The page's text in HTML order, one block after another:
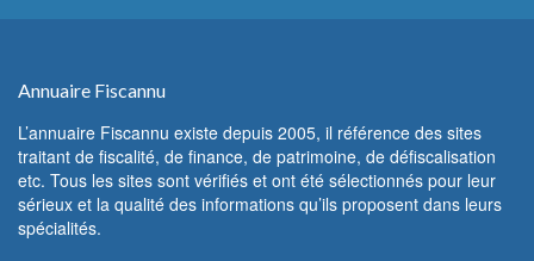
Annuaire Fiscannu
L’annuaire Fiscannu existe depuis 2005, il référence des sites
traitant de fiscalité, de finance, de patrimoine, de défiscalisation
etc. Tous les sites sont vérifiés et ont été sélectionnés pour leur
sérieux et la qualité des informations qu’ils proposent dans leurs
spécialités.